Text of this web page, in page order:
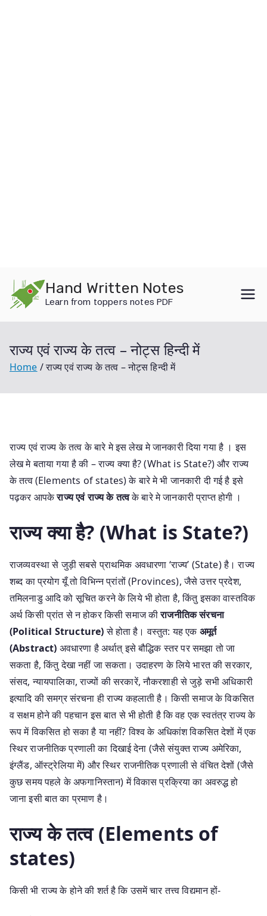
content
Hand Written Notes
Learn from toppers notes PDF
राज्य एवं राज्य के तत्व – नोट्स हिन्दी में
Home राज्य एवं राज्य के तत्व – नोट्स हिन्दी में
राज्य एवं राज्य के तत्व के बारे मे इस लेख मे जानकारी दिया गया है । इस
लेख मे बताया गया है की – राज्य क्या है? (What is State?) और राज्य
के तत्व (Elements of states) के बारे मे भी जानकारी दी गई है इसे
पढ़कर आपकेराज्य एवं राज्य के तत्वके बारे मे जानकारी प्राप्त होगी ।
राज्य क्या है? (What is State?)
राजव्यवस्था से जुड़ी सबसे प्राथमिक अवधारणा ‘राज्य’ (State) है। राज्य
शब्द का प्रयोग यूँ तो विभिन्न प्रांतों (Provinces), जैसे उत्तर प्रदेश,
तमिलनाडु आदि को सूचित करने के लिये भी होता है, किंतु इसका वास्तविक
अर्थ किसी प्रांत से न होकर किसी समाज कीराजनीतिक संरचना
(Political Structure)से होता है। वस्तुत: यह एकअमूर्त
(Abstract) अवधारणा है अर्थात् इसे बौद्धिक स्तर पर समझा तो जा
सकता है, किंतु देखा नहीं जा सकता। उदाहरण के लिये भारत की सरकार,
संसद, न्यायपालिका, राज्यों की सरकारें, नौकरशाही से जुड़े सभी अधिकारी
इत्यादि की समग्र संरचना ही राज्य कहलाती है। किसी समाज के विकसित
व सक्षम होने की पहचान इस बात से भी होती है कि वह एक स्वतंत्र राज्य के
रूप में विकसित हो सका है या नहीं? विश्व के अधिकांश विकसित देशों में एक
स्थिर राजनीतिक प्रणाली का दिखाई देना (जैसे संयुक्त राज्य अमेरिका,
इंग्लैंड, ऑस्ट्रेलिया में) और स्थिर राजनीतिक प्रणाली से वंचित देशों (जैसे
कुछ समय पहले के अफगानिस्तान) में विकास प्रक्रिया का अवरुद्ध हो
जाना इसी बात का प्रमाण है।
राज्य के तत्व (Elements of
states)
किसी भी राज्य के होने की शर्त है कि उसमें चार तत्त्व विद्यमान हों-